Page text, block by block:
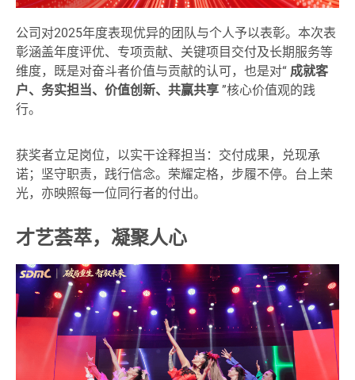
公司对2025年度表现优异的团队与个人予以表彰。本次表
彰涵盖年度评优、专项贡献、关键项目交付及长期服务等
维度，既是对奋斗者价值与贡献的认可，也是对“ 成就客
户、务实担当、价值创新、共赢共享 ”核心价值观的践
行。
获奖者立足岗位，以实干诠释担当：交付成果，兑现承
诺；坚守职责，践行信念。荣耀定格，步履不停。台上荣
光，亦映照每一位同行者的付出。
才艺荟萃，凝聚人心